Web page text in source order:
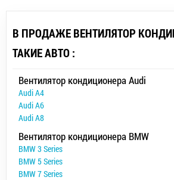
В ПРОДАЖЕ ВЕНТИЛЯТОР
ТАКИЕ АВТО :
Вентилятор кондиционера Audi
Audi A4
Audi A6
Audi A8
Вентилятор кондиционера BMW
BMW 3 Series
BMW 5 Series
BMW 7 Series